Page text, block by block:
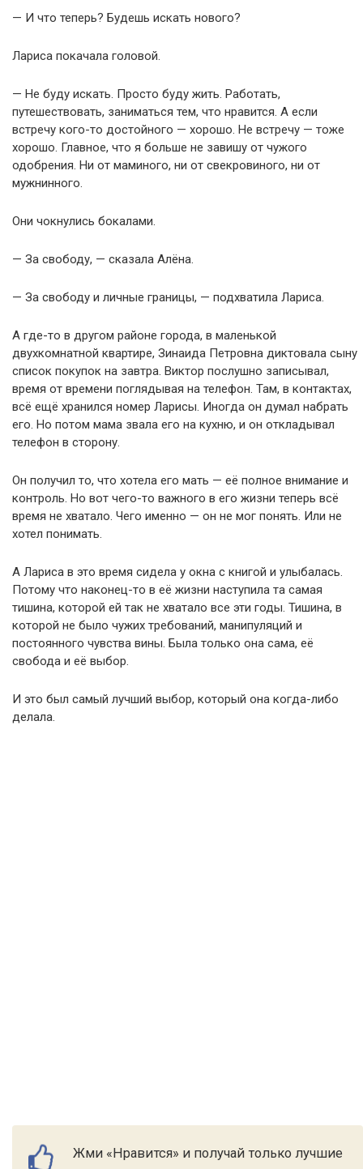
— И что теперь? Будешь искать нового?
Лариса покачала головой.
— Не буду искать. Просто буду жить. Работать,
путешествовать, заниматься тем, что нравится. А если
встречу кого-то достойного — хорошо. Не встречу — тоже
хорошо. Главное, что я больше не завишу от чужого
одобрения. Ни от маминого, ни от свекровиного, ни от
мужнинного.
Они чокнулись бокалами.
— За свободу, — сказала Алёна.
— За свободу и личные границы, — подхватила Лариса.
А где-то в другом районе города, в маленькой
двухкомнатной квартире, Зинаида Петровна диктовала сыну
список покупок на завтра. Виктор послушно записывал,
время от времени поглядывая на телефон. Там, в контактах,
всё ещё хранился номер Ларисы. Иногда он думал набрать
его. Но потом мама звала его на кухню, и он откладывал
телефон в сторону.
Он получил то, что хотела его мать — её полное внимание и
контроль. Но вот чего-то важного в его жизни теперь всё
время не хватало. Чего именно — он не мог понять. Или не
хотел понимать.
А Лариса в это время сидела у окна с книгой и улыбалась.
Потому что наконец-то в её жизни наступила та самая
тишина, которой ей так не хватало все эти годы. Тишина, в
которой не было чужих требований, манипуляций и
постоянного чувства вины. Была только она сама, её
свобода и её выбор.
И это был самый лучший выбор, который она когда-либо
делала.
Жми «Нравится» и получай только лучшие